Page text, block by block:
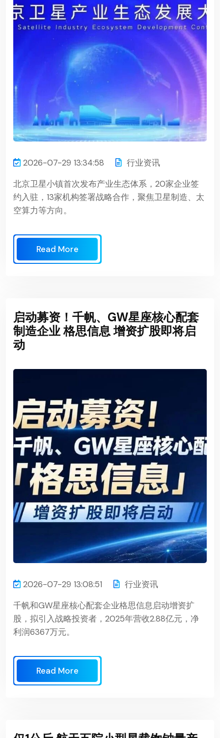
2026-07-29 13:34:58
行业资讯
北京卫星小镇首次发布产业生态体系，20家企业签
约入驻，13家机构签署战略合作，聚焦卫星制造、太
空算力等方向。
Read More
启动募资！千帆、GW星座核心配套
制造企业 格思信息 增资扩股即将启
动
2026-07-29 13:08:51
行业资讯
千帆和GW星座核心配套企业格思信息启动增资扩
股，拟引入战略投资者，2025年营收2.88亿元，净
利润6367万元。
Read More